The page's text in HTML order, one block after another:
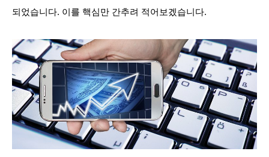
되었습니다. 이를 핵심만 간추려 적어보겠습니다.